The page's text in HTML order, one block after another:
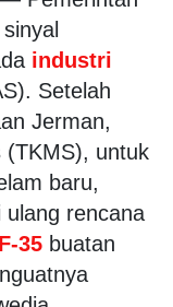
industri
Setelah
Jerman,
(TKMS), untuk
baru,
ulang rencana
F-35 buatan